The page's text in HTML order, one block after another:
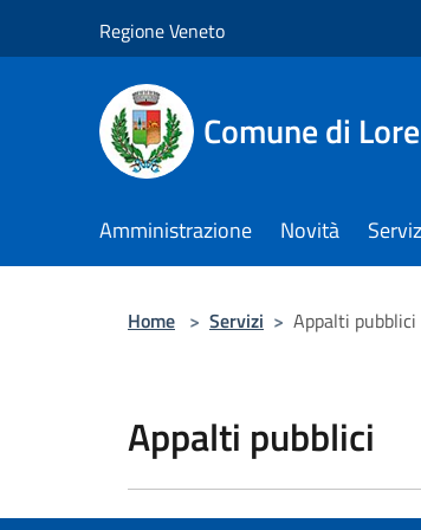
Regione Veneto
Comune di
Amministrazione Novità
Home > Servizi > Appalti pubblici
Appalti pubblici